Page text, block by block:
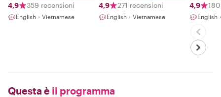
4,9
359 recensioni
English・Vietnamese
4,9
271 recensioni
English・Vietnamese
4,9
English
Questa è il programma